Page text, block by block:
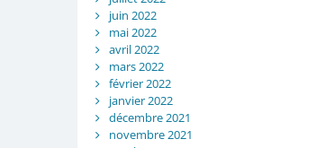
juin 2022
mai 2022
avril 2022
mars 2022
février 2022
janvier 2022
décembre 2021
novembre 2021